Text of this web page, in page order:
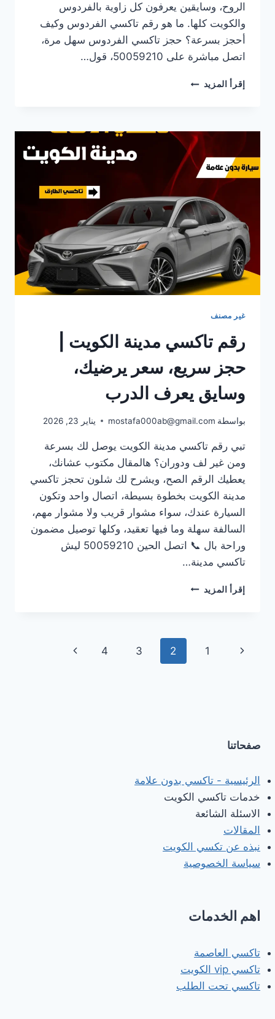
الروح، وسايقين يعرفون كل زاوية بالفردوس
والكويت كلها. ما هو رقم تاكسي الفردوس وكيف
أحجز بسرعة؟ حجز تاكسي الفردوس سهل مرة،
اتصل مباشرة على 50059210، قول…
إقرأ المزيد رقم
رقم
تكسي
الفردوس
50059210
غير مصنف
رقم تاكسي مدينة الكويت |
حجز سريع، سعر يرضيك،
وسايق يعرف الدرب
بواسطة mostafa000ab@gmail.com يناير 23, 2026
تبي رقم تاكسي مدينة الكويت يوصل لك بسرعة
ومن غير لف ودوران؟ هالمقال مكتوب عشانك،
يعطيك الرقم الصح، ويشرح لك شلون تحجز تاكسي
مدينة الكويت بخطوة بسيطة، اتصال واحد وتكون
السيارة عندك، سواء مشوار قريب ولا مشوار مهم،
السالفة سهلة وما فيها تعقيد، وكلها توصيل مضمون
وراحة بال 📞 اتصل الحين 50059210 ليش
تاكسي مدينة…
إقرأ المزيد رقم
سريع،
تنقلالصفحة
1
2
3
4
الصفحة
صفحاتنا
الرئيسية - تاكسي بدون علامة
خدمات تاكسي الكويت
الاسئلة الشائعة
المقالات
نبذه عن تكسي الكويت
سياسة الخصوصية
اهم الخدمات
تاكسي العاصمة
تاكسي vip الكويت
تاكسي تحت الطلب